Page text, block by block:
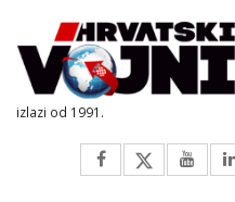
izlazi od 1991.